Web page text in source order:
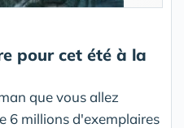
pour cet été à la
que vous allez
6 millions d'exemplaires